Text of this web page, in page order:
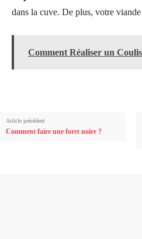
dans la cuve. De plus, votre viande
Comment Réaliser un
Article précédent
Comment faire une foret noire ?